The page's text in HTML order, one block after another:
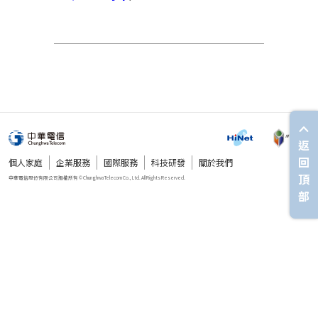
個人家庭 企業服務 國際服務 科技研發 關於我們
返
回
頂
部